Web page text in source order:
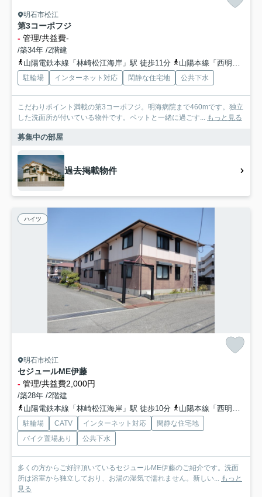
明石市松江
第3コーポフジ
- 管理/共益費-
/築34年 /2階建
山陽電鉄本線「林崎松江海岸」駅 徒歩11分
山陽本線「西明石」駅 徒歩23分
駐輪場 インターネット対応 閑静な住宅地 公共下水
こだわりポイント満載の第3コーポフジ。明海病院まで460mです。独立
した洗面所が付いている物件です。ペットと一緒に過ごす... もっと見る
募集中の部屋
過去掲載物件
ハイツ
明石市松江
セジュールME伊藤
- 管理/共益費2,000円
/築28年 /2階建
山陽電鉄本線「林崎松江海岸」駅 徒歩10分
山陽本線「西明石」駅 徒歩26分
駐輪場 CATV インターネット対応
閑静な住宅地
バイク置場あり
公共下水
多くの方からご好評頂いているセジュールME伊藤のご紹介です。洗面
所は浴室から独立しており、お湯の湿気で濡れません。新しい... もっと
見る